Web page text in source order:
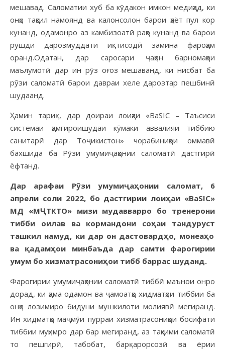
мешавад. Саломатии хуб ба кӯдакон имкон медиҳад, ки
онҳо таҳсил намоянд ва калонсолон барои ҳаёт пул кор
кунанд, одамонро аз камбизоатӣ раҳо кунанд ва барои
рушди дарозмуддати иқтисодӣ замина фароҳам
оранд.Одатан, дар саросари ҷаҳон барномаҳои
маълумотӣ дар ин рӯз оғоз мешаванд, ки нисбат ба
рӯзи саломатӣ барои давраи хеле дарозтар пешбинӣ
шудаанд.
Ҳамин тариқ, дар доираи лоиҳаи «BaSIC – Таъсиси
системаи ҳамгироишудаи кӯмаки аввалияи тиббию
санитарӣ дар Тоҷикистон» чорабиниҳои оммавӣ
бахшида ба Рӯзи умумиҷаҳонии саломатӣ дастгирӣ
ёфтанд.
Дар арафаи Рӯзи умумиҷаҳонии саломат, 6
апрели соли 2022, бо дастгирии лоиҳаи «BaSIC»
МД «МҶТКТО» мизи мудавварро бо тренерони
тибби оилавва кормандони соҳаи
тандуруст
ташкил намуд, ки дар он дастовардҳо, монеаҳо
ва қадамҳои минбаъда дар самти
фарогирии
умум бо хизматрасониҳои тибб баррас шуданд.
Фарогирии умумиҷаҳонии саломатӣ тиббӣ маънои онро
дорад, ки ҳама одамон ва ҷамоатҳо хидматҳои тиббии ба
онҳо лозимиро бидуни мушкилоти молиявӣ мегиранд.
Ин хидматҳо маҷмӯи пурраи хизматрасониҳои босифати
тиббии муҳимро дар бар мегиранд, аз таҳкими саломатӣ
то пешгирӣ, табобат, барқарорсозӣ ва ёрии